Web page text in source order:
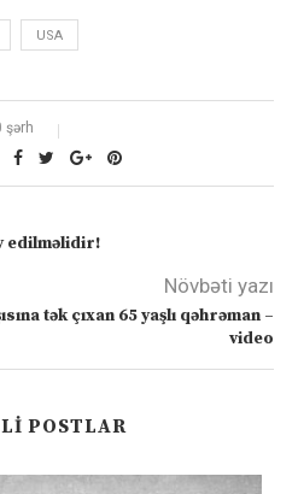
USA
şərh
edilməlidir!
Növbəti yazı
tək çıxan 65 yaşlı qəhrəman –
video
POSTLAR